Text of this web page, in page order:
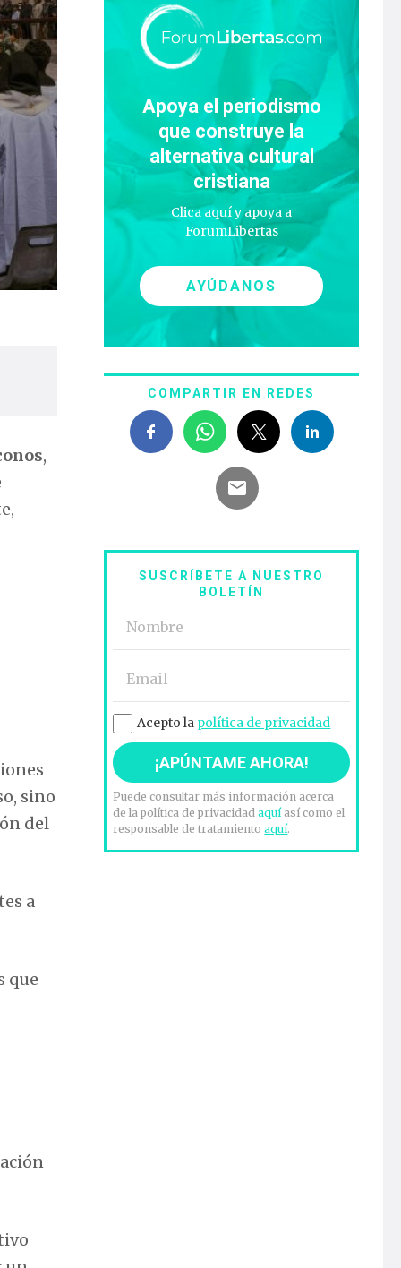
,
sino
del
a
que
Apoya el periodismo
que construye la
alternativa cultural
cristiana
Clica aquí y apoya a
ForumLibertas
AYÚDANOS
COMPARTIR EN REDES
SUSCRÍBETE A NUESTRO
BOLETÍN
Acepto la política de privacidad
Puede consultar más información acerca
de la política de privacidadaquíasí como el
responsable de tratamientoaquí.